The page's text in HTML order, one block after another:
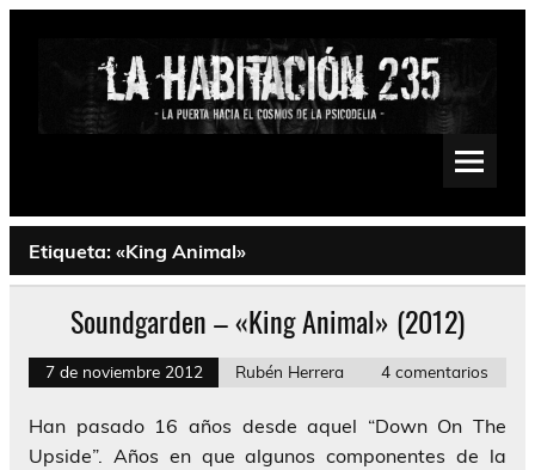
Saltar
Psychedelic, Stoner, Doom, Sludge, Fuzz, Space, Drone
Etiqueta: «King Animal»
Soundgarden – «King Animal» (2012)
7 de noviembre 2012 Rubén Herrera 4 comentarios
Han pasado 16 años desde aquel “Down On The
Upside”. Años en que algunos componentes de la